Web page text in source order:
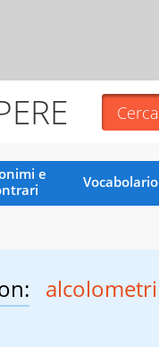
e
Vocabolario
alcolometri